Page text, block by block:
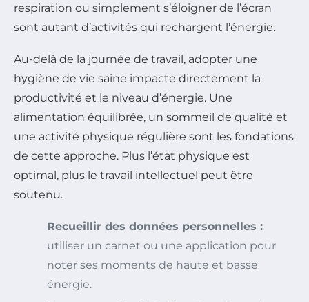
respiration ou simplement s’éloigner de l’écran
sont autant d’activités qui rechargent l’énergie.
Au-delà de la journée de travail, adopter une
hygiène de vie saine impacte directement la
productivité et le niveau d’énergie. Une
alimentation équilibrée, un sommeil de qualité et
une activité physique régulière sont les fondations
de cette approche. Plus l’état physique est
optimal, plus le travail intellectuel peut être
soutenu.
Recueillir des données personnelles :
utiliser un carnet ou une application pour
noter ses moments de haute et basse
énergie.